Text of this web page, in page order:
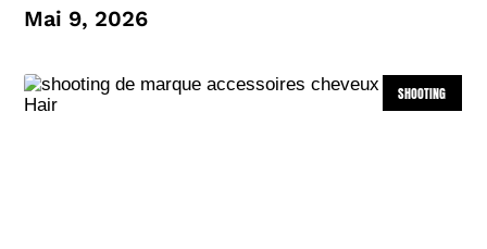
Mai 9, 2026
SHOOTING